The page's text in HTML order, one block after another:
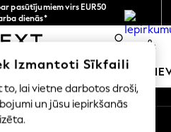
pasūtījumiem virs EUR50
dienās*
jūs varat
valodā!
0
ZĒNI MAZULIS
tīkli
Izmantoti Sīkfaili
to, lai vietne darbotos droši,
un jūsu iepirkšanās